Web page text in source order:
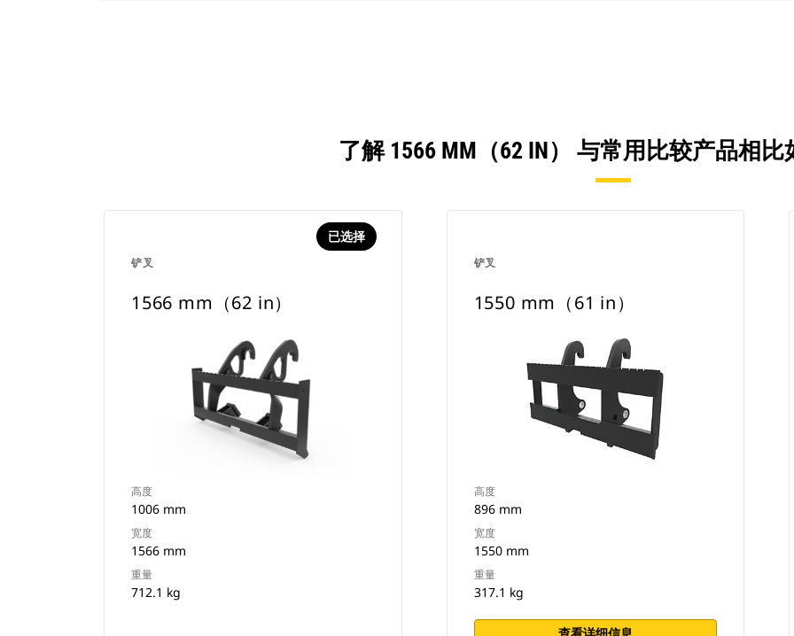
了解 1566 MM（62 IN） 与常用比较产品相比
铲叉
已选择
1566 mm（62 in）
高度
1006 mm
宽度
1566 mm
重量
712.1 kg
铲叉
1550 mm（61 in）
高度
896 mm
宽度
1550 mm
重量
317.1 kg